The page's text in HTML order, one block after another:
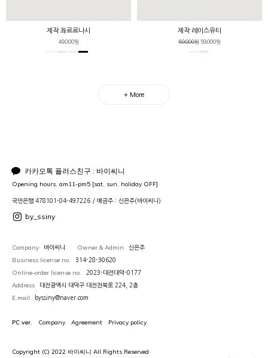
제작 촤르르나시
49,000원
제작 레이스유티
69,000원59,000원
+ More
카카오톡 플러스친구 : 바이씨니
Opening hours. am11-pm5 [sat, sun, holiday OFF]
국민은행 478101-04-497226 / 예금주 : 신은주(바이씨니)
by_ssiny
Company 바이씨니 Owner & Admin 신은주
Business license no. 314-28-30620
Online-order license no. 2023-대전대덕-0177
Address 대전광역시 대덕구 대전천북로 224, 2층
E.mail byssiny@naver.com
PC ver. Company Agreement Privacy policy
Copyright (C) 2022 바이씨니 All Rights Reserved